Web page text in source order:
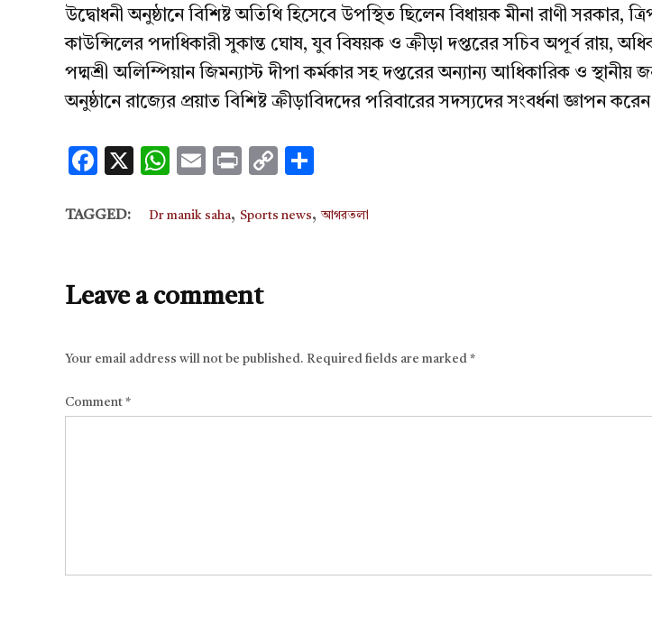
উদ্বোধনী অনুষ্ঠানে বিশিষ্ট অতিথি হিসেবে উপস্থিত ছিলেন বিধায়ক মীনা রাণী সরকার,
কাউন্সিলের পদাধিকারী সুকান্ত ঘোষ, যুব বিষয়ক ও ক্রীড়া দপ্তরের সচিব অপূর্ব রায়,
পদ্মশ্রী অলিম্পিয়ান জিমন্যাস্ট দীপা কর্মকার সহ দপ্তরের অন্যান্য আধিকারিক ও স্থানীয়
অনুষ্ঠানে রাজ্যের প্রয়াত বিশিষ্ট ক্রীড়াবিদদের পরিবারের সদস্যদের সংবর্ধনা জ্ঞাপন করেন
Facebook
X WhatsApp
EmailPrintCopy
TAGGED: Dr manik saha, Sports news,আগরতলা
Leave a comment
Your email address will not be published. Required fields are marked *
Comment *